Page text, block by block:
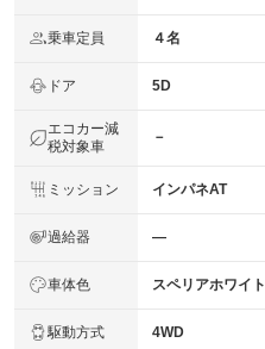
乗車定員 ４名
ドア 5D
エコカー減
税対象車
－
ミッション インパネAT
過給器 ―
車体色 スペリアホワイト
駆動方式 4WD